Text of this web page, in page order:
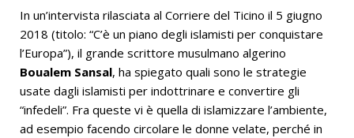
In un’intervista rilasciata al Corriere del Ticino il 5 giugno
2018 (titolo: “C’è un piano degli islamisti per conquistare
l’Europa”), il grande scrittore musulmano algerino
Boualem Sansal, ha spiegato quali sono le strategie
usate dagli islamisti per indottrinare e convertire gli
“infedeli”. Fra queste vi è quella di islamizzare l’ambiente,
ad esempio facendo circolare le donne velate, perché in